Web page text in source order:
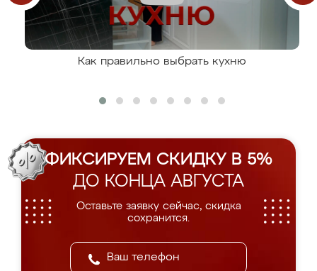
Как правильно выбрать кухню
ФИКСИРУЕМ СКИДКУ В 5%
ДО КОНЦА АВГУСТА
Оставьте заявку сейчас, скидка
сохранится.